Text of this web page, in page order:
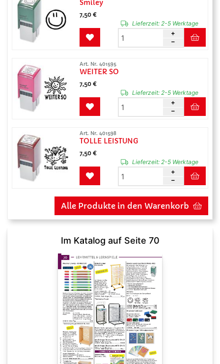
Smiley
7,50 €
Lieferzeit:2-5 Werktage
Art. Nr. 401595
WEITER SO
7,50 €
Lieferzeit:2-5 Werktage
Art. Nr. 401598
TOLLE LEISTUNG
7,50 €
Lieferzeit:2-5 Werktage
Alle Produkte in den Warenkorb
Im Katalog auf Seite 70